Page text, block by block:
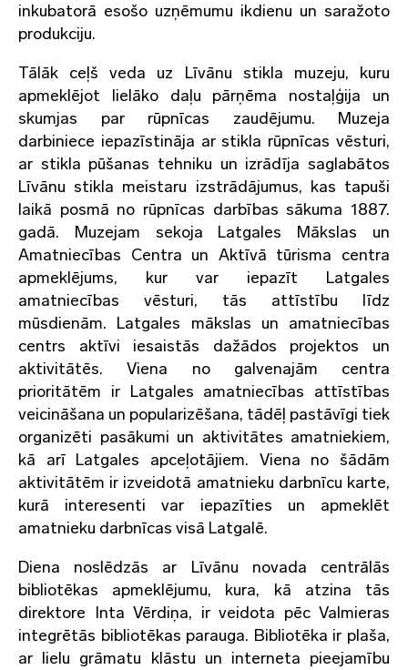
inkubatorā esošo uzņēmumu ikdienu un saražoto
produkciju.
Tālāk ceļš veda uz Līvānu stikla muzeju, kuru
apmeklējot lielāko daļu pārņēma nostaļģija un
skumjas par rūpnīcas zaudējumu. Muzeja
darbiniece iepazīstināja ar stikla rūpnīcas vēsturi,
ar stikla pūšanas tehniku un izrādīja saglabātos
Līvānu stikla meistaru izstrādājumus, kas tapuši
laikā posmā no rūpnīcas darbības sākuma 1887.
gadā. Muzejam sekoja Latgales Mākslas un
Amatniecības Centra un Aktīvā tūrisma centra
apmeklējums, kur var iepazīt Latgales
amatniecības vēsturi, tās attīstību līdz
mūsdienām. Latgales mākslas un amatniecības
centrs aktīvi iesaistās dažādos projektos un
aktivitātēs. Viena no galvenajām centra
prioritātēm ir Latgales amatniecības attīstības
veicināšana un popularizēšana, tādēļ pastāvīgi tiek
organizēti pasākumi un aktivitātes amatniekiem,
kā arī Latgales apceļotājiem. Viena no šādām
aktivitātēm ir izveidotā amatnieku darbnīcu karte,
kurā interesenti var iepazīties un apmeklēt
amatnieku darbnīcas visā Latgalē.
Diena noslēdzās ar Līvānu novada centrālās
bibliotēkas apmeklējumu, kura, kā atzina tās
direktore Inta Vērdiņa, ir veidota pēc Valmieras
integrētās bibliotēkas parauga. Bibliotēka ir plaša,
ar lielu grāmatu klāstu un interneta pieejamību